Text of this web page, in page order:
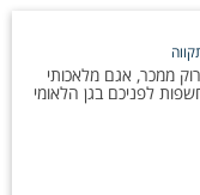
ממכר, אגם מלאכותי
לפניכם בגן הלאומי